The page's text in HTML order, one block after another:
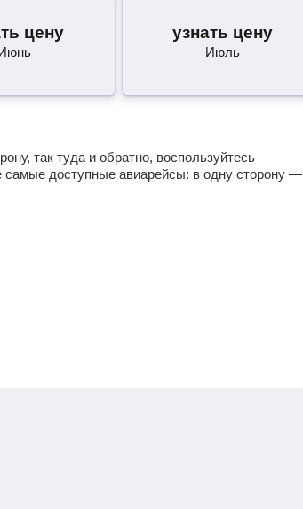
цену узнать цену
Июль
так туда и обратно, воспользуйтесь
самые доступные авиарейсы: в одну сторону —